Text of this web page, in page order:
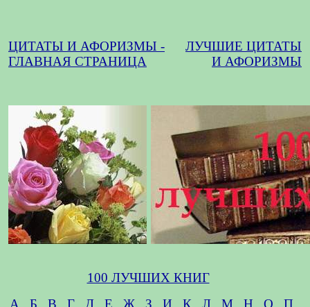
ЦИТАТЫ И АФОРИЗМЫ -
ГЛАВНАЯ СТРАНИЦА
ЛУЧШИЕ ЦИТАТЫ
И АФОРИЗМЫ
100 ЛУЧШИХ КНИГ
А
Б В Г Д Е Ж З И К Л М Н О
П